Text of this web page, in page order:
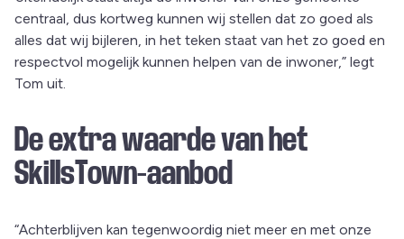
centraal, dus kortweg kunnen wij stellen dat zo goed als
alles dat wij bijleren, in het teken staat van het zo goed en
respectvol mogelijk kunnen helpen van de inwoner,” legt
Tom uit.
De extra waarde van het
SkillsTown-aanbod
“Achterblijven kan tegenwoordig niet meer en met onze